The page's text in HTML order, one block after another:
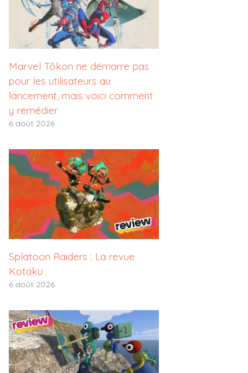
Marvel Tōkon ne démarre pas
pour les utilisateurs au
lancement, mais voici comment
y remédier
6 août 2026
Splatoon Raiders : La revue
Kotaku
6 août 2026